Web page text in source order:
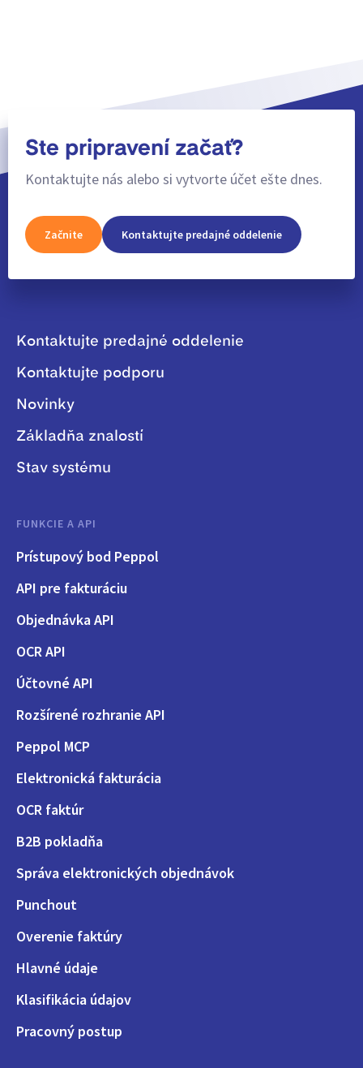
Ste pripravení začať?
Kontaktujte nás alebo si vytvorte účet ešte dnes.
Začnite Kontaktujte predajné oddelenie
Kontaktujte predajné oddelenie
Kontaktujte podporu
Novinky
Základňa znalostí
Stav systému
FUNKCIE A API
Prístupový bod Peppol
API pre fakturáciu
Objednávka API
OCR API
Účtovné API
Rozšírené rozhranie API
Peppol MCP
Elektronická fakturácia
OCR faktúr
B2B pokladňa
Správa elektronických objednávok
Punchout
Overenie faktúry
Hlavné údaje
Klasifikácia údajov
Pracovný postup